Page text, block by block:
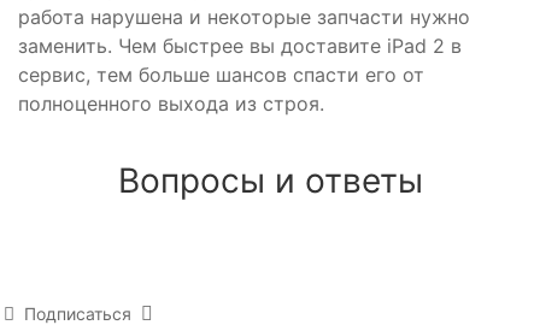
работа нарушена и некоторые запчасти нужно
заменить. Чем быстрее вы доставите iPad 2 в
сервис, тем больше шансов спасти его от
полноценного выхода из строя.
Вопросы и ответы
Подписаться